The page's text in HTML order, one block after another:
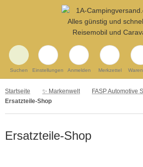
Suchen Einstellungen Anmelden Merkzettel
Startseite ✨ Markenwelt
FASP Automotive
Ersatzteile-Shop
Ersatzteile-Shop